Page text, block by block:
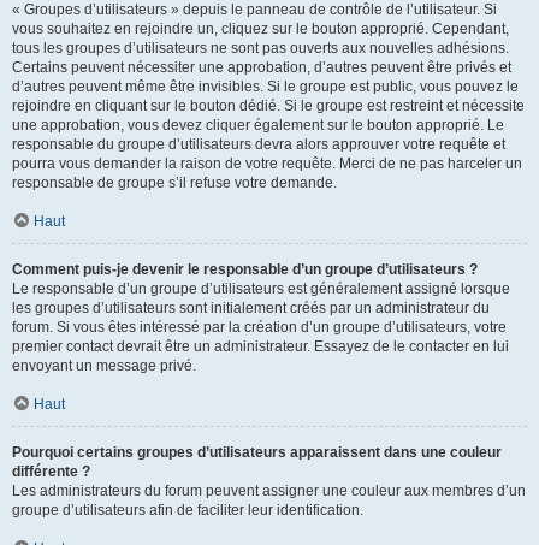
« Groupes d’utilisateurs » depuis le panneau de contrôle de l’utilisateur. Si
vous souhaitez en rejoindre un, cliquez sur le bouton approprié. Cependant,
tous les groupes d’utilisateurs ne sont pas ouverts aux nouvelles adhésions.
Certains peuvent nécessiter une approbation, d’autres peuvent être privés et
d’autres peuvent même être invisibles. Si le groupe est public, vous pouvez le
rejoindre en cliquant sur le bouton dédié. Si le groupe est restreint et nécessite
une approbation, vous devez cliquer également sur le bouton approprié. Le
responsable du groupe d’utilisateurs devra alors approuver votre requête et
pourra vous demander la raison de votre requête. Merci de ne pas harceler un
responsable de groupe s’il refuse votre demande.
Haut
Comment puis-je devenir le responsable d’un groupe d’utilisateurs ?
Le responsable d’un groupe d’utilisateurs est généralement assigné lorsque
les groupes d’utilisateurs sont initialement créés par un administrateur du
forum. Si vous êtes intéressé par la création d’un groupe d’utilisateurs, votre
premier contact devrait être un administrateur. Essayez de le contacter en lui
envoyant un message privé.
Haut
Pourquoi certains groupes d’utilisateurs apparaissent dans une couleur
différente ?
Les administrateurs du forum peuvent assigner une couleur aux membres d’un
groupe d’utilisateurs afin de faciliter leur identification.